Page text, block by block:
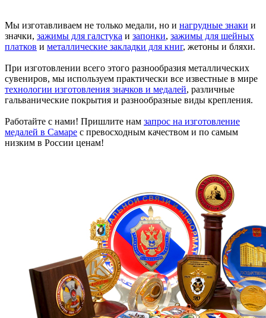
Мы изготавливаем не только медали, но и нагрудные знаки и
значки, зажимы для галстука и запонки, зажимы для шейных
платков и металлические закладки для книг, жетоны и бляхи.
При изготовлении всего этого разнообразия металлических
сувениров, мы используем практически все известные в мире
технологии изготовления значков и медалей, различные
гальванические покрытия и разнообразные виды крепления.
Работайте с нами! Пришлите нам запрос на изготовление
медалей в Самаре с превосходным качеством и по самым
низким в России ценам!